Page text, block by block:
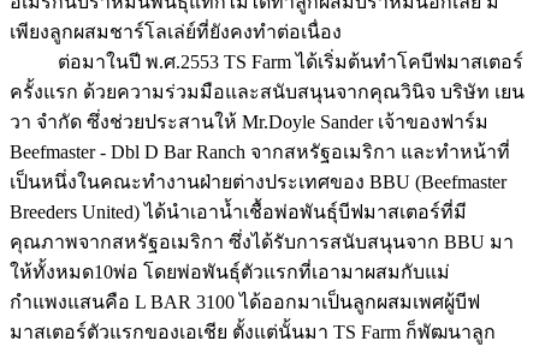
เพียงลูกผสมชาร์โลเล่ย์ที่ยังคงทำต่อเนื่อง
ต่อมาในปี พ.ศ.2553 TS Farm ได้เริ่มต้นทำโคบีฟมาสเตอร์
ครั้งแรก ด้วยความร่วมมือและสนับสนุนจากคุณวินิจ บริษัท เยน
วา จำกัด ซึ่งช่วยประสานให้ Mr.Doyle Sander เจ้าของฟาร์ม
Beefmaster - Dbl D Bar Ranch จากสหรัฐอเมริกา และทำหน้าที่
เป็นหนึ่งในคณะทำงานฝ่ายต่างประเทศของ BBU (Beefmaster
Breeders United) ได้นำเอาน้ำเชื้อพ่อพันธุ์บีฟมาสเตอร์ที่มี
คุณภาพจากสหรัฐอเมริกา ซึ่งได้รับการสนับสนุนจาก BBU มา
ให้ทั้งหมด10พ่อ โดยพ่อพันธุ์ตัวแรกที่เอามาผสมกับแม่
กำแพงแสนคือ L BAR 3100 ได้ออกมาเป็นลูกผสมเพศผู้บีฟ
มาสเตอร์ตัวแรกของเอเชีย ตั้งแต่นั้นมา TS Farm ก็พัฒนาลูก